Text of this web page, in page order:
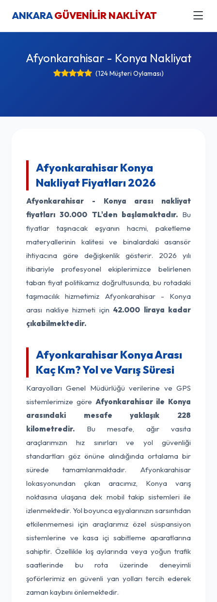
ANKARAGÜVENİLİR NAKLİYAT
Afyonkarahisar - Konya Nakliyat
(124 Müşteri Oylaması)
Afyonkarahisar Konya
Nakliyat Fiyatları 2026
Afyonkarahisar - Konya arası nakliyat
fiyatları 30.000 TL'den başlamaktadır.Bu
fiyatlar taşınacak eşyanın hacmi, paketleme
materyallerinin kalitesi ve binalardaki asansör
ihtiyacına göre değişkenlik gösterir. 2026 yılı
itibariyle profesyonel ekiplerimizce belirlenen
taban fiyat politikamız doğrultusunda, bu rotadaki
taşımacılık hizmetimiz Afyonkarahisar - Konya
arası nakliye hizmeti için 42.000 liraya kadar
çıkabilmektedir.
Afyonkarahisar Konya Arası
Kaç Km? Yol ve Varış Süresi
Karayolları Genel Müdürlüğü verilerine ve GPS
sistemlerimize göre Afyonkarahisar ile Konya
arasındaki mesafe yaklaşık 228
kilometredir. Bu mesafe, ağır vasıta
araçlarımızın hız sınırları ve yol güvenliği
standartları göz önüne alındığında ortalama bir
sürede tamamlanmaktadır. Afyonkarahisar
lokasyonundan çıkan aracımız, Konya varış
noktasına ulaşana dek mobil takip sistemleri ile
izlenmektedir. Yol boyunca eşyalarınızın sarsıntıdan
etkilenmemesi için araçlarımız özel süspansiyon
sistemlerine ve kasa içi sabitleme aparatlarına
sahiptir. Özellikle kış aylarında veya yoğun trafik
saatlerinde bu rota üzerinde deneyimli
şoförlerimiz en güvenli yan yolları tercih ederek
zaman kaybını önlemektedir.